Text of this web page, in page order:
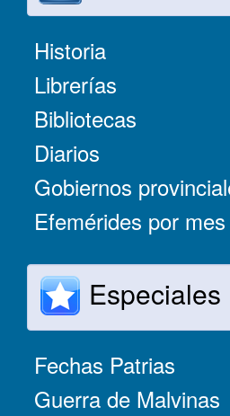
Historia
Librerías
Bibliotecas
Diarios
Gobiernos
Efemérides por mes
Especiales
Fechas Patrias
Guerra de Malvinas